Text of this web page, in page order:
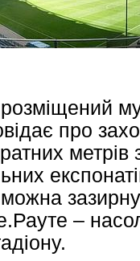
розміщений
про
метрів
можна
–